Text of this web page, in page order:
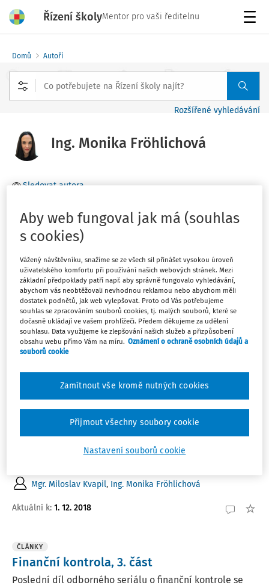
Řízení školyMentor pro vaši ředitelnu
Domů Autoři
Rozšířené vyhledávání
Ing. Monika Fröhlichová
Sledovat autora
certifikovaný interní auditor ve veřejné správě, junior ve
společnosti DYNATECH, s. r. o.
Filtr
Počet vyhledaných dokumentů:4
Řadit podle:
Nejnovější
Nejstarší
PRACOVNÍ SITUACE
Finanční kontrola
finanční kontroly, je zejména objasnit postavení a
význam vnitřního řídicího a kontrolního systému (dále
jen „VŘKS“) ve školských zařízeních. Zaměříme se také
Mgr. Miloslav Kvapil, Ing. Monika Fröhlichová
Aktuální k: 1. 12. 2018
ČLÁNKY
Finanční kontrola, 3. část
Poslední díl odborného seriálu o finanční kontrole se
Aby web fungoval jak má (souhlas
s cookies)
Vážený návštěvníku, snažíme se ze všech sil přinášet vysokou úroveň
uživatelského komfortu při používání našich webových stránek. Mezi
základní předpoklady patří např. aby správně fungovalo vyhledávání,
abychom vás neobtěžovali nevhodnou reklamou nebo abychom měli
dostatek podnětů, jak web vylepšovat. Proto od Vás potřebujeme
souhlas se zpracováním souborů cookies, tj. malých souborů, které se
dočasně ukládají ve vašem prohlížeči. Předem děkujeme za udělení
souhlasu. Data využijeme ke zlepšování našich služeb a přizpůsobení
obsahu webu přímo Vám na míru. Oznámení o ochraně osobních údajů a
souborů cookie
Nastavení souborů cookie
Zamítnout vše kromě nutných cookies
Přijmout všechny soubory cookie